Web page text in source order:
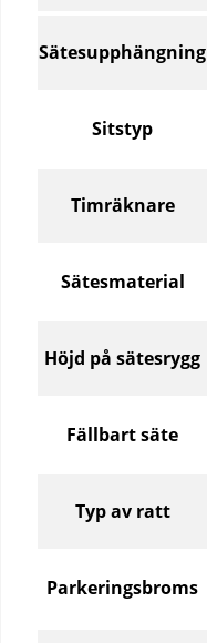
–
Sätesupphängning
Sitstyp
Timräknare
Sätesmaterial
Höjd på sätesrygg
Fällbart säte
Typ av ratt
Parkeringsbroms